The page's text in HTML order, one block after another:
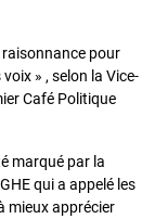
raisonnance pour
» , selon la Vice-
Café Politique
marqué par la
qui a appelé les
mieux apprécier